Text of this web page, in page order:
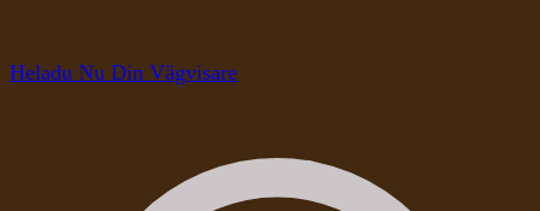
Heladu Nu Din Vägvisare